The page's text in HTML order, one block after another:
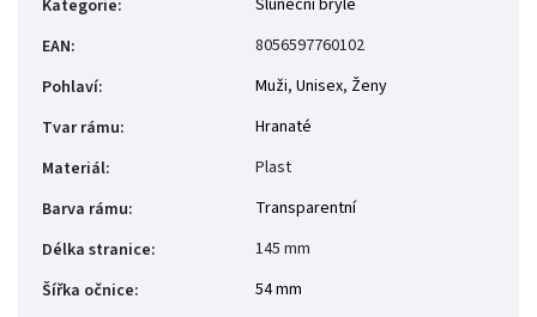
Kategorie:
Sluneční brýle
EAN:
8056597760102
Pohlaví: Muži, Unisex, Ženy
Tvar rámu:
Hranaté
Materiál:
Plast
Barva rámu:
Transparentní
Délka stranice:
145 mm
Šířka očnice:
54 mm